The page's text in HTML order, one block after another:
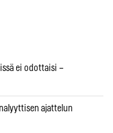
ei odottaisi –
ajattelun